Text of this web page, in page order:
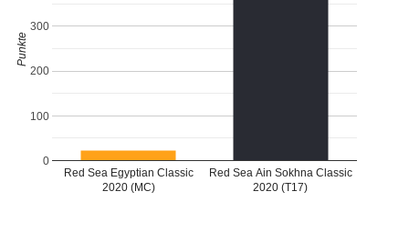
Red Sea Egyptian Classic
2020 (MC)
Red Sea Ain Sokhna Classic
2020 (T17)
0
100
200
300
Punkte